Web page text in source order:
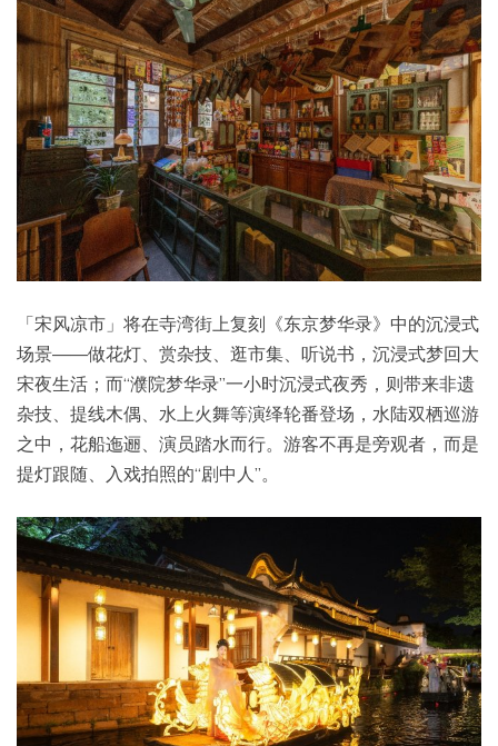
「宋风凉市」将在寺湾街上复刻《东京梦华录》中的沉浸式
场景——做花灯、赏杂技、逛市集、听说书，沉浸式梦回大
宋夜生活；而“濮院梦华录”一小时沉浸式夜秀，则带来非遗
杂技、提线木偶、水上火舞等演绎轮番登场，水陆双栖巡游
之中，花船迤逦、演员踏水而行。游客不再是旁观者，而是
提灯跟随、入戏拍照的“剧中人”。